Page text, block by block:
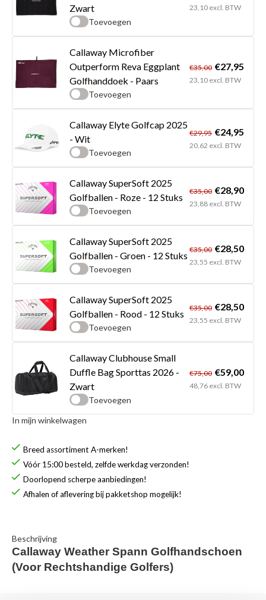
Zwart
Toevoegen
23,10 excl. BTW
Callaway Microfiber
Outperform Reva Eggplant
Golfhanddoek - Paars
Toevoegen
€35,00 €27,95
23,10 excl. BTW
Callaway Elyte Golfcap 2025
- Wit
Toevoegen
€29,95 €24,95
20,62 excl. BTW
Callaway SuperSoft 2025
Golfballen - Roze - 12 Stuks
Toevoegen
€35,00 €28,90
23,88 excl. BTW
Callaway SuperSoft 2025
Golfballen - Groen - 12 Stuks
Toevoegen
€35,00 €28,50
23,55 excl. BTW
Callaway SuperSoft 2025
Golfballen - Rood - 12 Stuks
Toevoegen
€35,00 €28,50
23,55 excl. BTW
Callaway Clubhouse Small
Duffle Bag Sporttas 2026 -
Zwart
Toevoegen
€75,00 €59,00
48,76 excl. BTW
In mijn winkelwagen
Breed assortiment A-merken!
Vóór 15:00 besteld, zelfde werkdag verzonden!
Doorlopend scherpe aanbiedingen!
Afhalen of aflevering bij pakketshop mogelijk!
Beschrijving
Callaway Weather Spann Golfhandschoen
(Voor Rechtshandige Golfers)